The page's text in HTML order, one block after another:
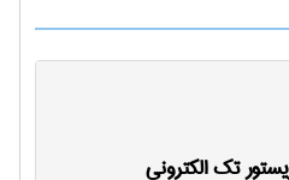
تک الکترونی